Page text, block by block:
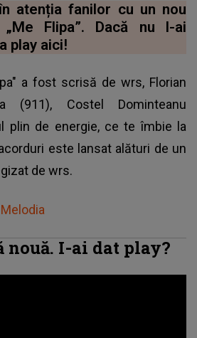
atenția fanilor cu un nou
Flipa”. Dacă nu l-ai
play aici!
a fost scrisă de wrs, Florian
(911), Costel Dominteanu
plin de energie, ce te îmbie la
este lansat alături de un
de wrs.
nouă. I-ai dat play?